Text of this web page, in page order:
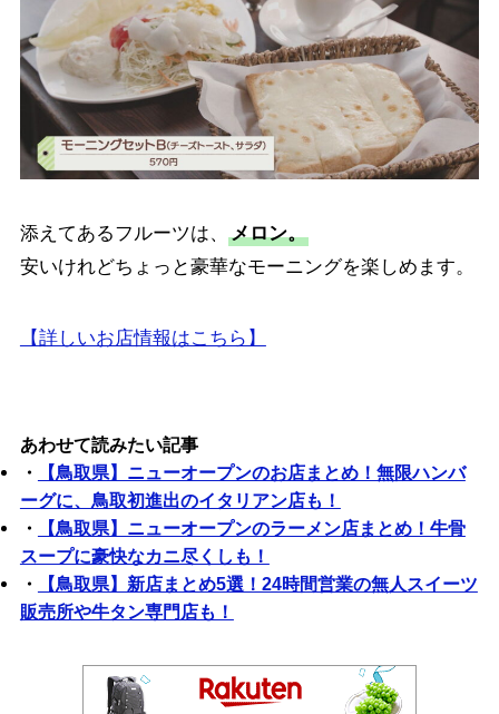
添えてあるフルーツは、
メロン。
安いけれどちょっと豪華なモーニングを楽しめます。
【詳しいお店情報はこちら】
あわせて読みたい記事
・
【鳥取県】ニューオープンのお店まとめ！無限ハンバ
ーグに、鳥取初進出のイタリアン店も！
・
【鳥取県】ニューオープンのラーメン店まとめ！牛骨
スープに豪快なカニ尽くしも！
・
【鳥取県】新店まとめ5選！24時間営業の無人スイーツ
販売所や牛タン専門店も！